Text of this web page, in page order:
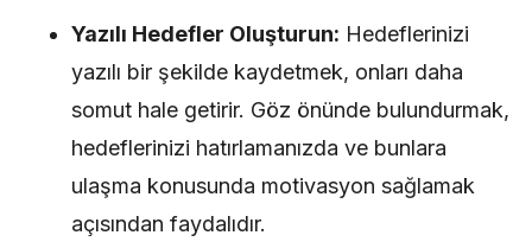
Yazılı Hedefler Oluşturun: Hedeflerinizi
yazılı bir şekilde kaydetmek, onları daha
somut hale getirir. Göz önünde bulundurmak,
hedeflerinizi hatırlamanızda ve bunlara
ulaşma konusunda motivasyon sağlamak
açısından faydalıdır.